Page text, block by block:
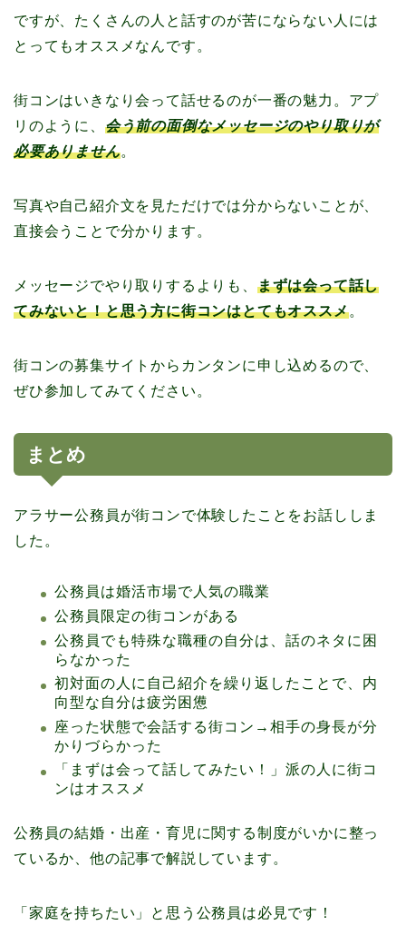
ですが、たくさんの人と話すのが苦にならない人には
とってもオススメなんです。
街コンはいきなり会って話せるのが一番の魅力。アプ
リのように、 会う前の面倒なメッセージのやり取りが
必要ありません。
写真や自己紹介文を見ただけでは分からないことが、
直接会うことで分かります。
メッセージでやり取りするよりも、 まずは会って話し
てみないと！と思う方に街コンはとてもオススメ。
街コンの募集サイトからカンタンに申し込めるので、
ぜひ参加してみてください。
まとめ
アラサー公務員が街コンで体験したことをお話ししま
した。
公務員は婚活市場で人気の職業
公務員限定の街コンがある
公務員でも特殊な職種の自分は、話のネタに困
らなかった
初対面の人に自己紹介を繰り返したことで、内
向型な自分は疲労困憊
座った状態で会話する街コン→相手の身長が分
かりづらかった
「まずは会って話してみたい！」派の人に街コ
ンはオススメ
公務員の結婚・出産・育児に関する制度がいかに整っ
ているか、他の記事で解説しています。
「家庭を持ちたい」と思う公務員は必見です！